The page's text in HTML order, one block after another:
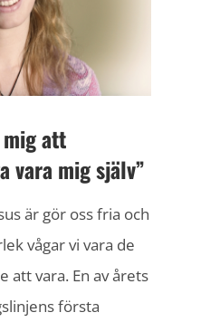
att
vara mig själv”
är gör oss fria och
vågar vi vara de
att vara. En av årets
första